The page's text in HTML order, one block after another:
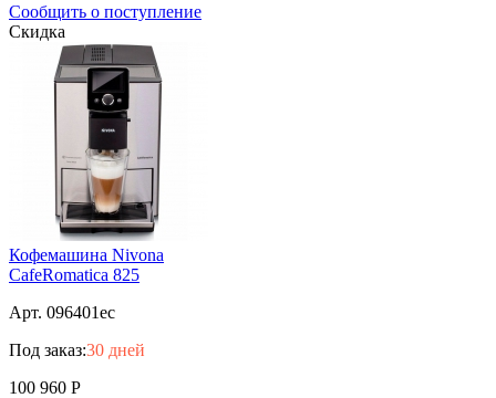
Сообщить о поступление
Скидка
Кофемашина Nivona
CafeRomatica 825
Арт. 096401ec
Под заказ:30 дней
100 960 Р